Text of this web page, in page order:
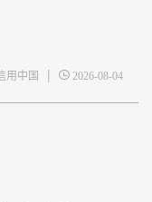
用中国 | 2026-08-04